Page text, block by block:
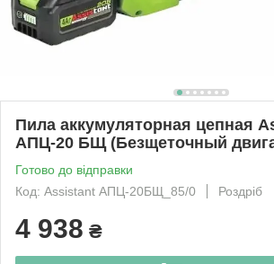
Пила аккумуляторная цепная
АПЦ-20 БЩ (Безщеточный
Готово до відправки
Код: Assistant АПЦ-20БЩ_85/0
Роздріб
4 938 ₴